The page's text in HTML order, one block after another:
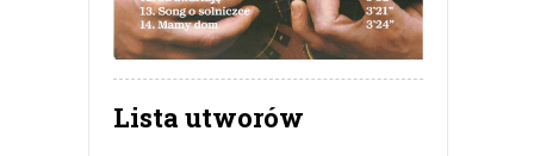
Lista utworów